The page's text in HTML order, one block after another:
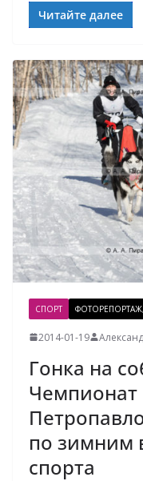
Читайте далее
СПОРТ
2014-01-19
Гонка на
Чемпионат
по зимним
спорта